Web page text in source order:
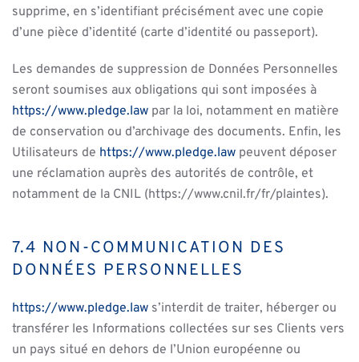
supprime, en s’identifiant précisément avec une copie
d’une pièce d’identité (carte d’identité ou passeport).
Les demandes de suppression de Données Personnelles
seront soumises aux obligations qui sont imposées à
https://www.pledge.law par la loi, notamment en matière
de conservation ou d’archivage des documents. Enfin, les
Utilisateurs de https://www.pledge.law peuvent déposer
une réclamation auprès des autorités de contrôle, et
notamment de la CNIL (https://www.cnil.fr/fr/plaintes).
7.4 NON-COMMUNICATION DES
DONNÉES PERSONNELLES
https://www.pledge.law s’interdit de traiter, héberger ou
transférer les Informations collectées sur ses Clients vers
un pays situé en dehors de l’Union européenne ou